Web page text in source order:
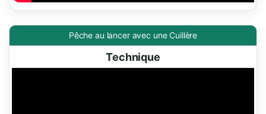
Pêche au lancer avec une Cuillère
Technique